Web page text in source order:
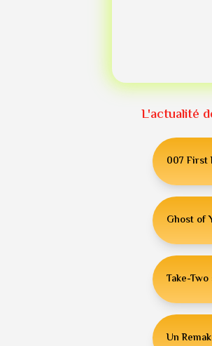
L'actualité
007 First
Ghost of
Take-
Un